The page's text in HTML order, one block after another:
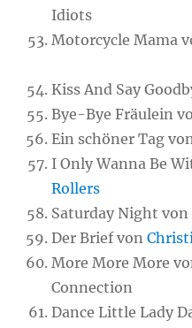
Idiots
Motorcycle Mama
Kiss And Say
Bye-Bye Fräulein
Ein schöner Tag
I Only Wanna Be
Rollers
Saturday Night von
Der Brief von
More More More
Connection
Dance Little Lady